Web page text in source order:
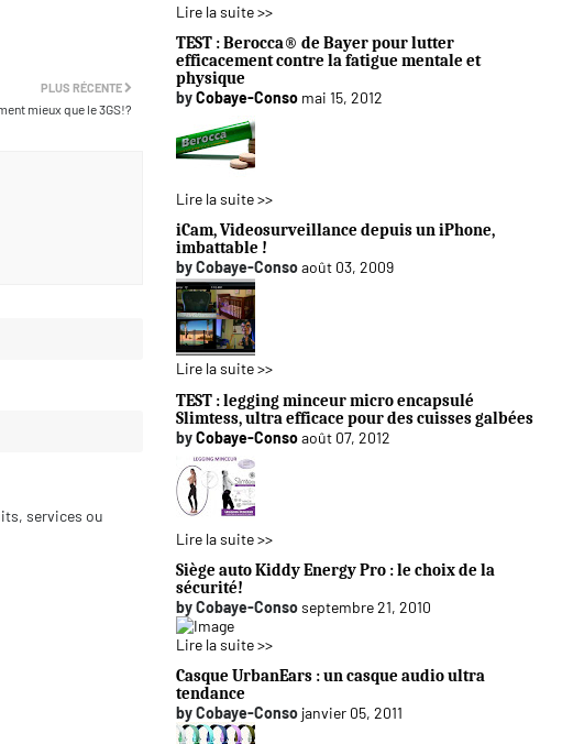
PLUS RÉCENTE
mieux que le 3GS!?
services ou
Lire la suite >>
TEST : Berocca® de Bayer pour lutter
efficacement contre la fatigue mentale et
physique
byCobaye-Conso mai 15, 2012
Lire la suite >>
iCam, Videosurveillance depuis un iPhone,
imbattable !
byCobaye-Consoaoût 03, 2009
Lire la suite >>
TEST : legging minceur micro encapsulé
Slimtess, ultra efficace pour des cuisses galbées
byCobaye-Consoaoût 07, 2012
Lire la suite >>
Siège auto Kiddy Energy Pro : le choix de la
sécurité!
byCobaye-Consoseptembre 21, 2010
Lire la suite >>
Casque UrbanEars : un casque audio ultra
tendance
byCobaye-Conso janvier 05, 2011